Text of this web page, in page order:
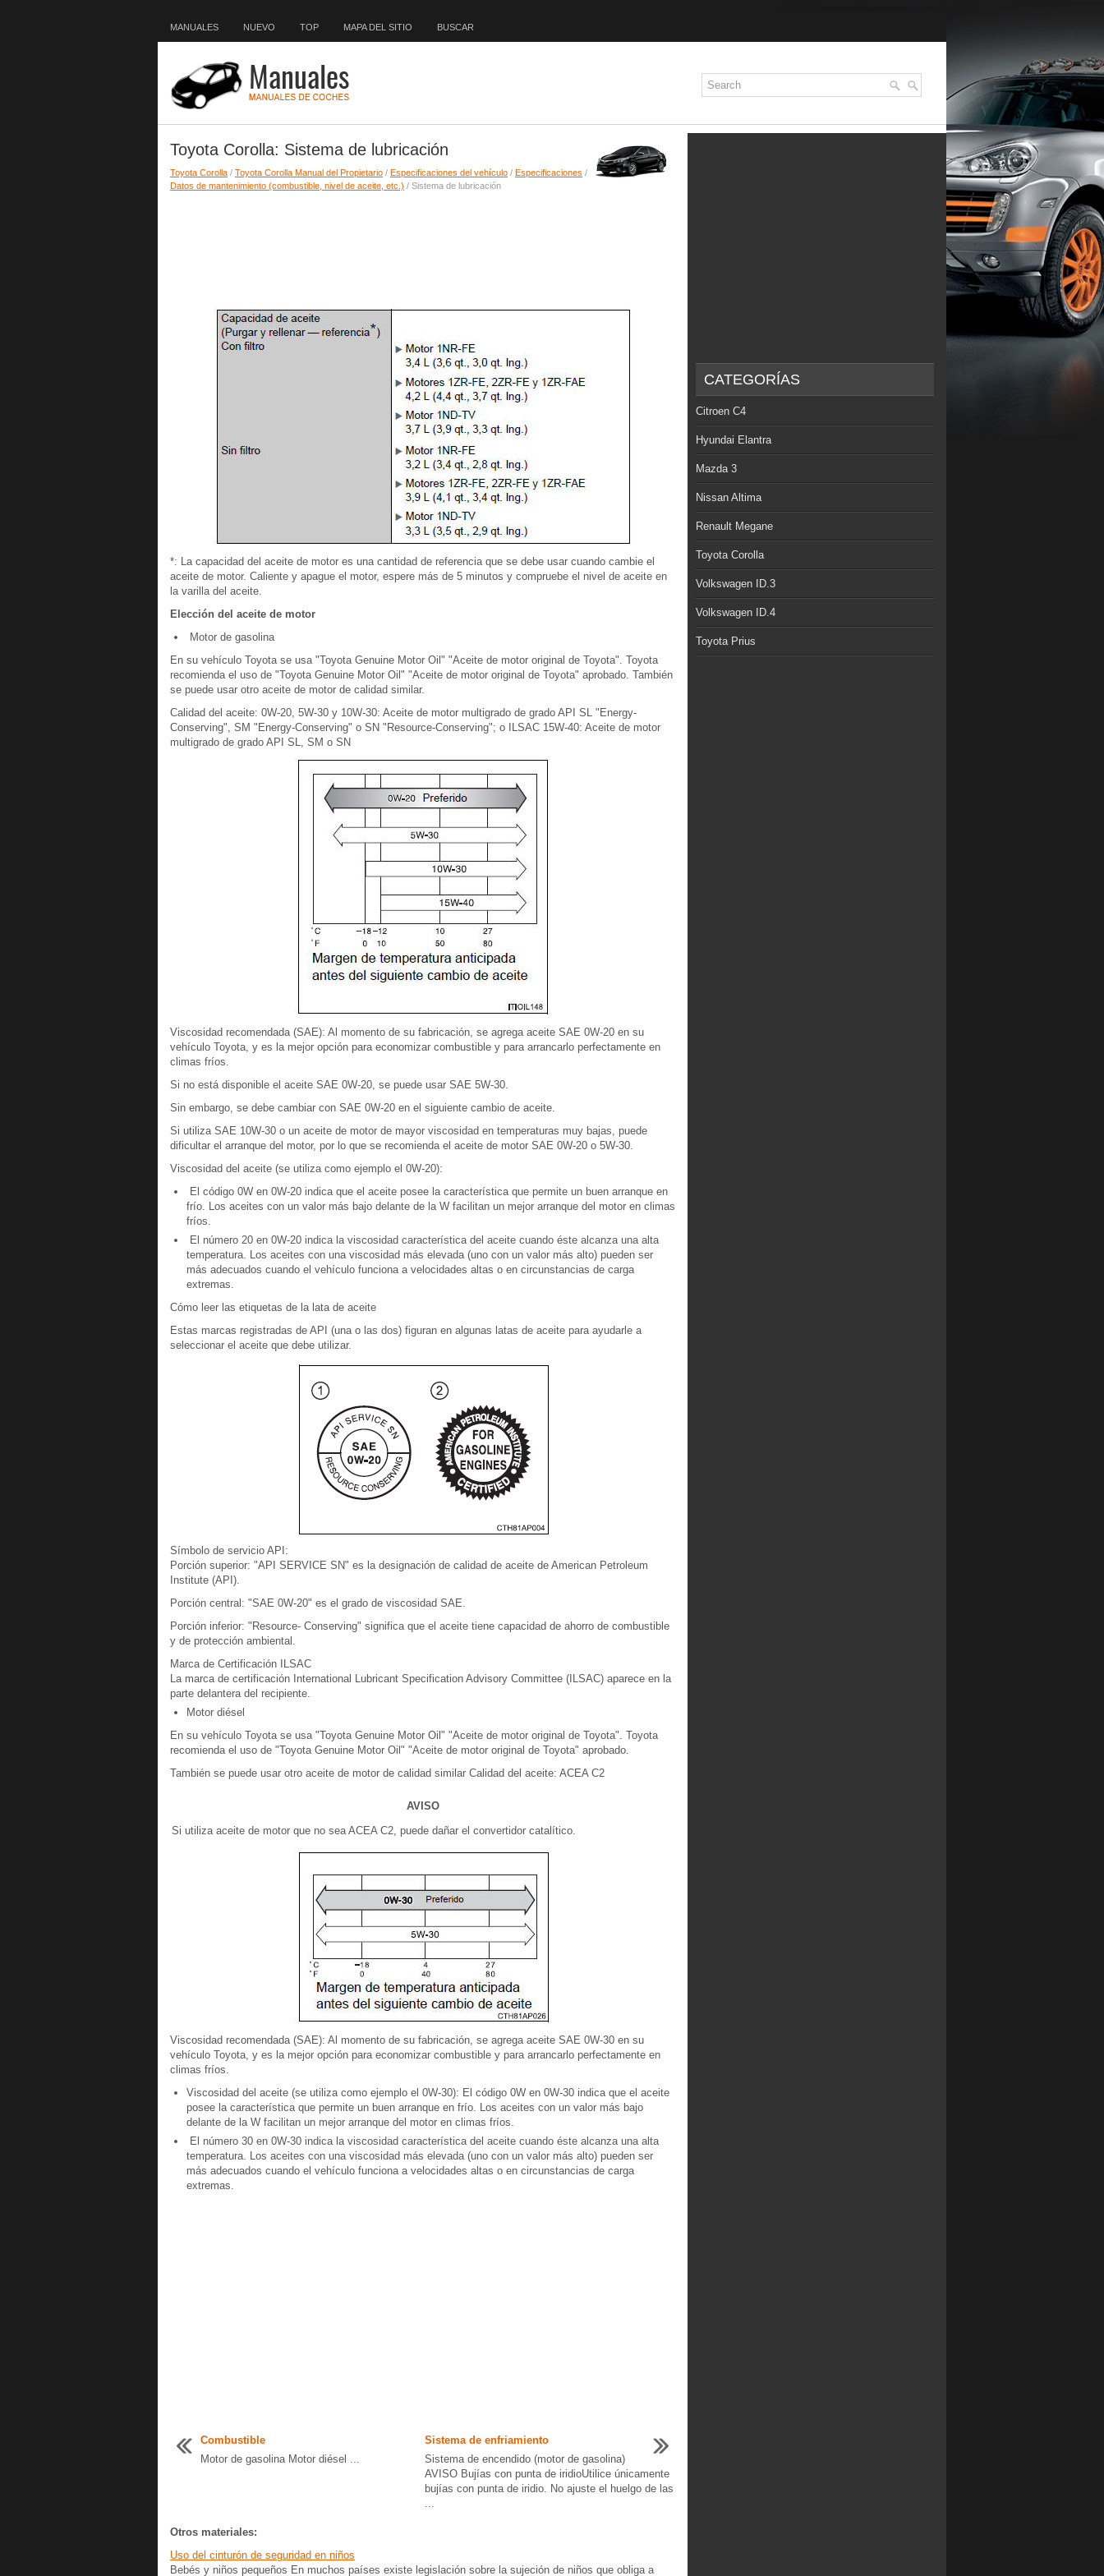
MANUALES NUEVO TOP MAPA DEL SITIO BUSCAR
Toyota Corolla: Sistema de lubricación
Toyota Corolla / Toyota Corolla Manual del Propietario / Especificaciones del vehículo / Especificaciones /
Datos de mantenimiento (combustible, nivel de aceite, etc.) / Sistema de lubricación
*: La capacidad del aceite de motor es una cantidad de referencia que se debe usar cuando cambie el
aceite de motor. Caliente y apague el motor, espere más de 5 minutos y compruebe el nivel de aceite en
la varilla del aceite.
Elección del aceite de motor
Motor de gasolina
En su vehículo Toyota se usa "Toyota Genuine Motor Oil" "Aceite de motor original de Toyota". Toyota
recomienda el uso de "Toyota Genuine Motor Oil" "Aceite de motor original de Toyota" aprobado. También
se puede usar otro aceite de motor de calidad similar.
Calidad del aceite: 0W-20, 5W-30 y 10W-30: Aceite de motor multigrado de grado API SL "Energy-
Conserving", SM "Energy-Conserving" o SN "Resource-Conserving"; o ILSAC 15W-40: Aceite de motor
multigrado de grado API SL, SM o SN
Viscosidad recomendada (SAE): Al momento de su fabricación, se agrega aceite SAE 0W-20 en su
vehículo Toyota, y es la mejor opción para economizar combustible y para arrancarlo perfectamente en
climas fríos.
Si no está disponible el aceite SAE 0W-20, se puede usar SAE 5W-30.
Sin embargo, se debe cambiar con SAE 0W-20 en el siguiente cambio de aceite.
Si utiliza SAE 10W-30 o un aceite de motor de mayor viscosidad en temperaturas muy bajas, puede
dificultar el arranque del motor, por lo que se recomienda el aceite de motor SAE 0W-20 o 5W-30.
Viscosidad del aceite (se utiliza como ejemplo el 0W-20):
El código 0W en 0W-20 indica que el aceite posee la característica que permite un buen arranque en
frío. Los aceites con un valor más bajo delante de la W facilitan un mejor arranque del motor en climas
fríos.
El número 20 en 0W-20 indica la viscosidad característica del aceite cuando éste alcanza una alta
temperatura. Los aceites con una viscosidad más elevada (uno con un valor más alto) pueden ser
más adecuados cuando el vehículo funciona a velocidades altas o en circunstancias de carga
extremas.
Cómo leer las etiquetas de la lata de aceite
Estas marcas registradas de API (una o las dos) figuran en algunas latas de aceite para ayudarle a
seleccionar el aceite que debe utilizar.
Símbolo de servicio API:
Porción superior: "API SERVICE SN" es la designación de calidad de aceite de American Petroleum
Institute (API).
Porción central: "SAE 0W-20" es el grado de viscosidad SAE.
Porción inferior: "Resource- Conserving" significa que el aceite tiene capacidad de ahorro de combustible
y de protección ambiental.
Marca de Certificación ILSAC
La marca de certificación International Lubricant Specification Advisory Committee (ILSAC) aparece en la
parte delantera del recipiente.
Motor diésel
En su vehículo Toyota se usa "Toyota Genuine Motor Oil" "Aceite de motor original de Toyota". Toyota
recomienda el uso de "Toyota Genuine Motor Oil" "Aceite de motor original de Toyota" aprobado.
También se puede usar otro aceite de motor de calidad similar Calidad del aceite: ACEA C2
AVISO
Si utiliza aceite de motor que no sea ACEA C2, puede dañar el convertidor catalítico.
Viscosidad recomendada (SAE): Al momento de su fabricación, se agrega aceite SAE 0W-30 en su
vehículo Toyota, y es la mejor opción para economizar combustible y para arrancarlo perfectamente en
climas fríos.
Viscosidad del aceite (se utiliza como ejemplo el 0W-30): El código 0W en 0W-30 indica que el aceite
posee la característica que permite un buen arranque en frío. Los aceites con un valor más bajo
delante de la W facilitan un mejor arranque del motor en climas fríos.
El número 30 en 0W-30 indica la viscosidad característica del aceite cuando éste alcanza una alta
temperatura. Los aceites con una viscosidad más elevada (uno con un valor más alto) pueden ser
más adecuados cuando el vehículo funciona a velocidades altas o en circunstancias de carga
extremas.
Combustible
Motor de gasolina Motor diésel ...
Sistema de enfriamiento
Sistema de encendido (motor de gasolina)
AVISO Bujías con punta de iridioUtilice únicamente
bujías con punta de iridio. No ajuste el huelgo de las
...
Otros materiales:
Uso del cinturón de seguridad en niños
Bebés y niños pequeños En muchos países existe legislación sobre la sujeción de niños que obliga a
CATEGORÍAS
Citroen C4
Hyundai Elantra
Mazda 3
Nissan Altima
Renault Megane
Toyota Corolla
Volkswagen ID.3
Volkswagen ID.4
Toyota Prius